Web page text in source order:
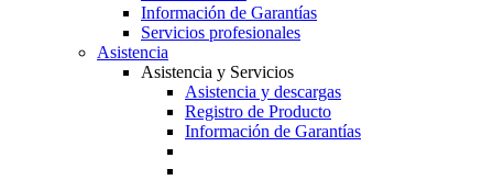
Información de Garantías
Servicios profesionales
Asistencia
Asistencia y Servicios
Asistencia y descargas
Registro de Producto
Información de Garantías